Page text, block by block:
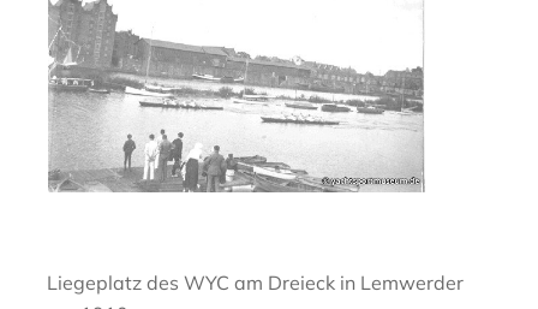
Liegeplatz des WYC am Dreieck in Lemwerder